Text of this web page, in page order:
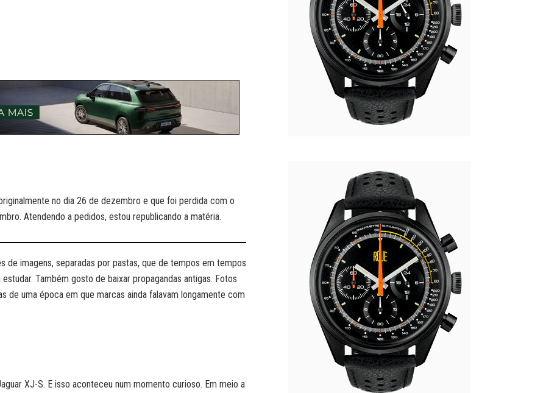
no dia 26 de dezembro e que foi perdida com o
Atendendo a pedidos, estou republicando a matéria.
de imagens, separadas por pastas, que de tempos em tempos
Também gosto de baixar propagandas antigas. Fotos
de uma época em que marcas ainda falavam longamente com
XJ-S. E isso aconteceu num momento curioso. Em meio a